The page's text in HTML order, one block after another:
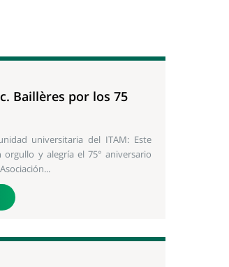
Baillères por los 75
universitaria del ITAM: Este
orgullo y alegría el 75° aniversario